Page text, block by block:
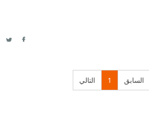
السابق 1 التالي